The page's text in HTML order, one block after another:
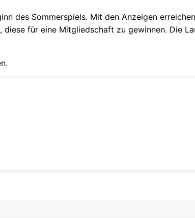
des Sommerspiels. Mit den Anzeigen
für eine Mitgliedschaft zu gewinnen. Die